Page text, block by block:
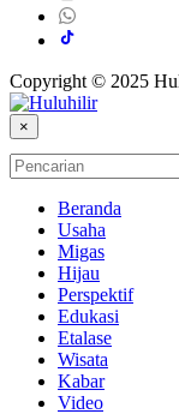
Copyright © 2025
×
Beranda
Usaha
Migas
Hijau
Perspektif
Edukasi
Etalase
Wisata
Kabar
Video